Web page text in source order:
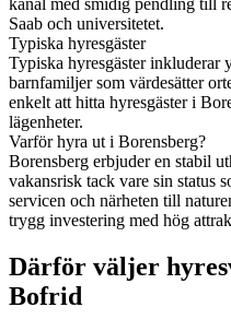
Saab och universitetet.
Typiska hyresgäster
Typiska hyresgäster inkluderar
barnfamiljer som värdesätter
enkelt att hitta hyresgäster i
lägenheter.
Varför hyra ut i Borensberg?
Borensberg erbjuder en stabil
vakansrisk tack vare sin status
servicen och närheten till
trygg investering med hög
Därför väljer
Bofrid